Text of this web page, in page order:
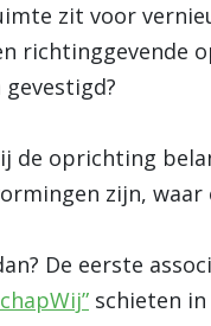
zit voor
richtinggevende
de oprichting
zijn,
De eerste
” schieten